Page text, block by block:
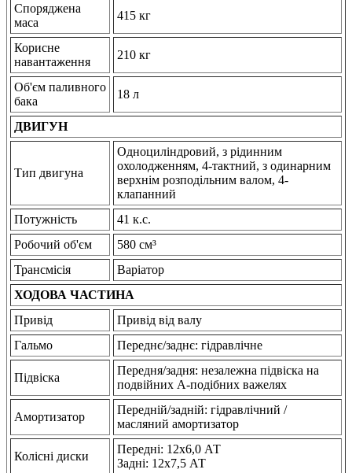
Споряджена
маса
415 кг
Корисне
навантаження
210 кг
Об'єм паливного
бака
18 л
ДВИГУН
Тип двигуна
Одноциліндровий, з рідинним
охолодженням, 4-тактний, з одинарним
верхнім розподільним валом, 4-
клапанний
Потужність
41 к.с.
Робочий об'єм
580 см³
Трансмісія
Варіатор
ХОДОВА ЧАСТИНА
Привід
Привід від валу
Гальмо
Переднє/заднє: гідравлічне
Підвіска
Передня/задня: незалежна підвіска на
подвійних А-подібних важелях
Амортизатор
Передній/задній: гідравлічний /
масляний амортизатор
Колісні диски
Передні: 12х6,0 АТ
Задні: 12х7,5 АТ